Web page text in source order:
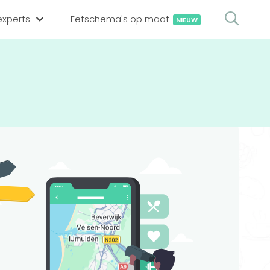
aanmelden
Eetschema's op maat NIEUW